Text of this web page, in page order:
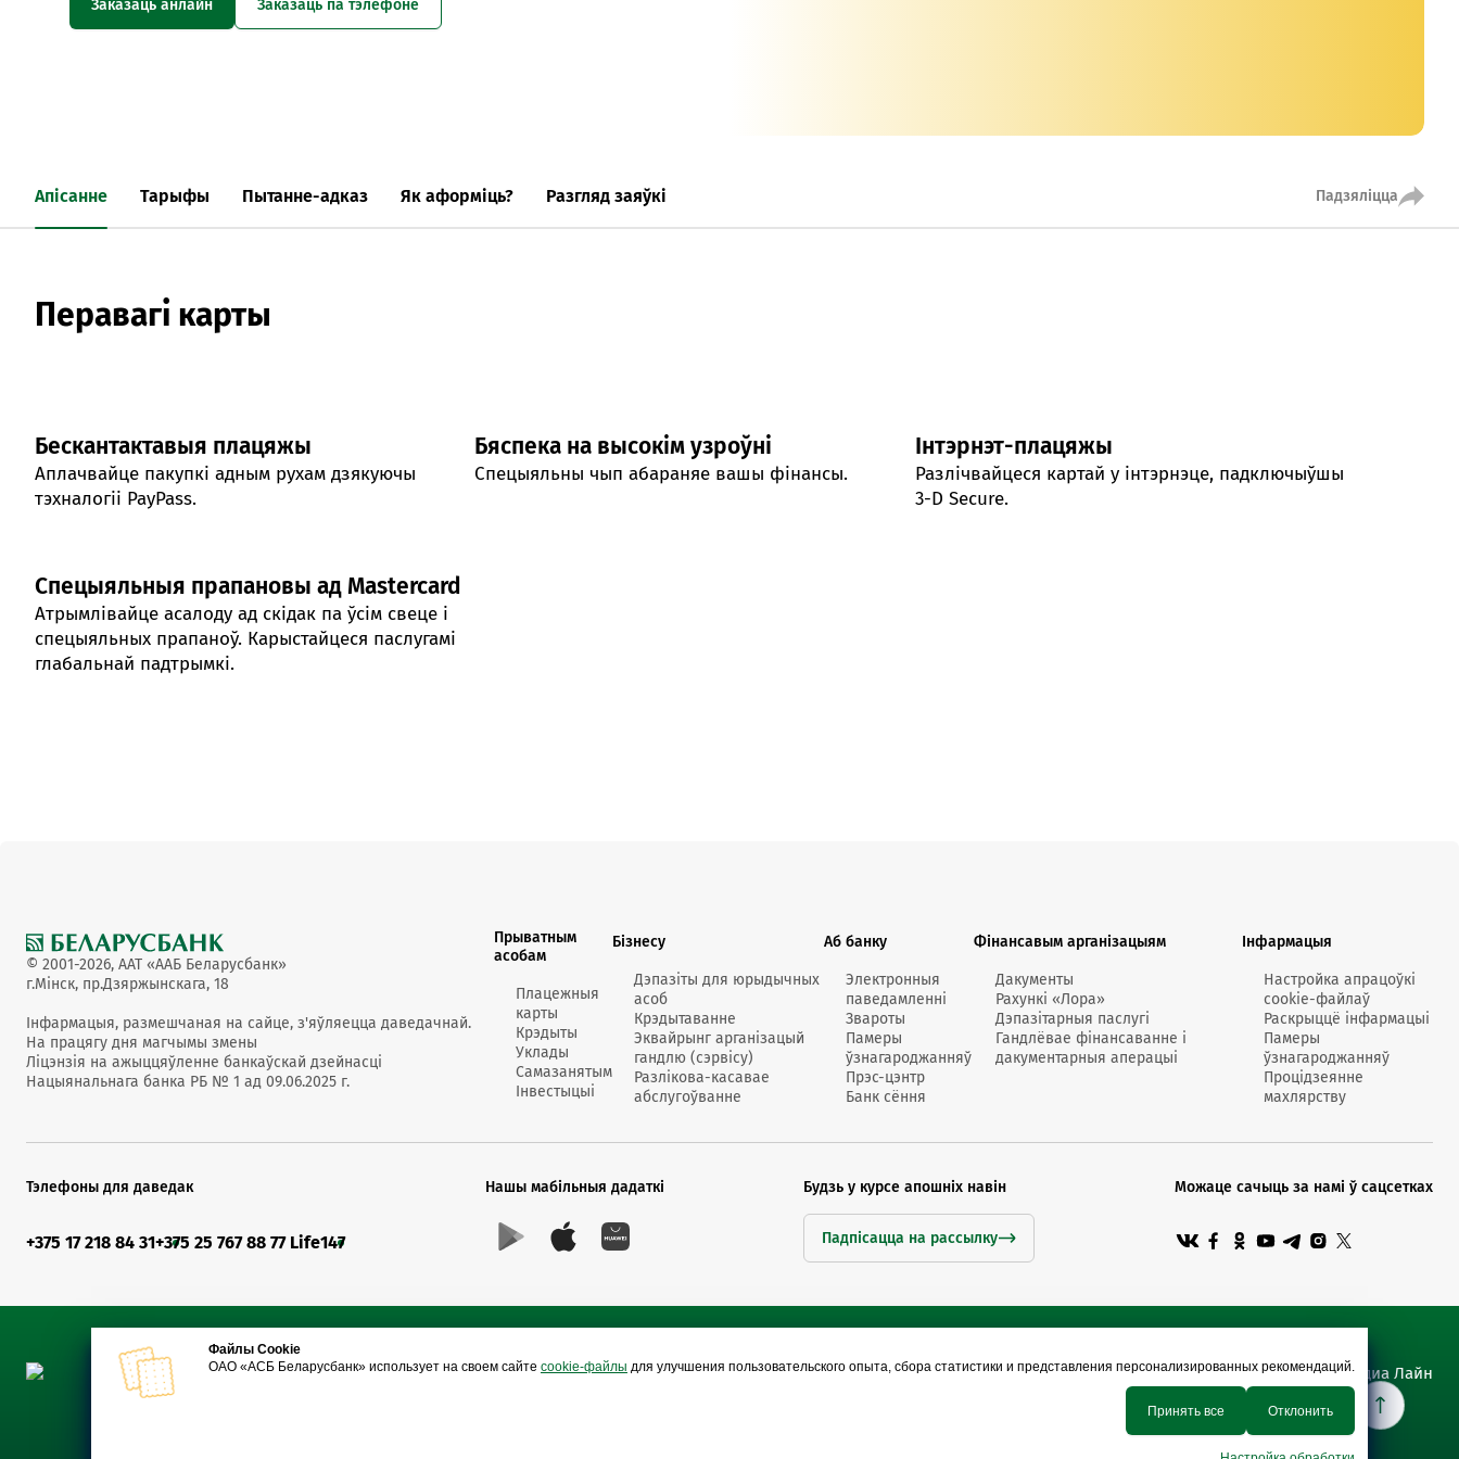
Кантакты
Заказаць анлайн Заказаць па тэлефоне
Апісанне Тарыфы Пытанне-адказ Як аформіць? Разгляд заяўкі Падзяліцца
Перавагі карты
Бескантактавыя плацяжы
Аплачвайце пакупкі адным рухам дзякуючы
тэхналогіі PayPass.
Бяспека на высокім узроўні
Спецыяльны чып абараняе вашы фінансы.
Інтэрнэт-плацяжы
Разлічвайцеся картай у інтэрнэце, падключыўшы
3-D Secure.
Спецыяльныя прапановы ад Mastercard
Атрымлівайце асалоду ад скідак па ўсім свеце і
спецыяльных прапаноў. Карыстайцеся паслугамі
глабальнай падтрымкі.
© 2001-2026, ААТ «ААБ Беларусбанк»
г.Мінск, пр.Дзяржынскага, 18
Інфармацыя, размешчаная на сайце, з'яўляецца даведачнай.
На працягу дня магчымы змены
Ліцэнзія на ажыццяўленне банкаўскай дзейнасці
Нацыянальнага банка РБ № 1 ад 09.06.2025 г.
Прыватным
асобам
Плацежныя
карты
Крэдыты
Уклады
Самазанятым
Інвестыцыі
Бізнесу
Дэпазіты для юрыдычных
асоб
Крэдытаванне
Эквайрынг арганізацый
гандлю (сэрвісу)
Разлікова-касавае
абслугоўванне
Аб банку
Электронныя
паведамленні
Звароты
Памеры
ўзнагароджанняў
Прэс-цэнтр
Банк сёння
Фінансавым арганізацыям
Дакументы
Рахункі «Лора»
Дэпазітарныя паслугі
Гандлёвае фінансаванне і
дакументарныя аперацыі
Інфармацыя
Настройка апрацоўкі
cookie-файлаў
Раскрыццё інфармацыі
Памеры
ўзнагароджанняў
Процідзеянне
махлярству
Тэлефоны для даведак
+375 17 218 84 31+375 25 767 88 77 Life147
Нашы мабільныя дадаткі Будзь у курсе апошніх навін
Падпісацца на рассылку
Можаце сачыць за намі ў сацсетках
Сайты Беларусбанка Сайт распрацаваны Медиа Лайн
Файлы Cookie
ОАО «АСБ Беларусбанк» использует на своем сайте cookie-файлы для улучшения пользовательского опыта, сбора статистики и представления персонализированных рекомендаций.
Принять все Отклонить